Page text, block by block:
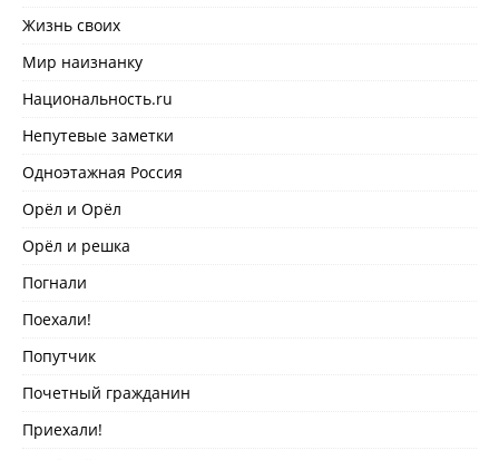
Жизнь своих
Мир наизнанку
Национальность.ru
Непутевые заметки
Одноэтажная Россия
Орёл и Орёл
Орёл и решка
Погнали
Поехали!
Попутчик
Почетный гражданин
Приехали!